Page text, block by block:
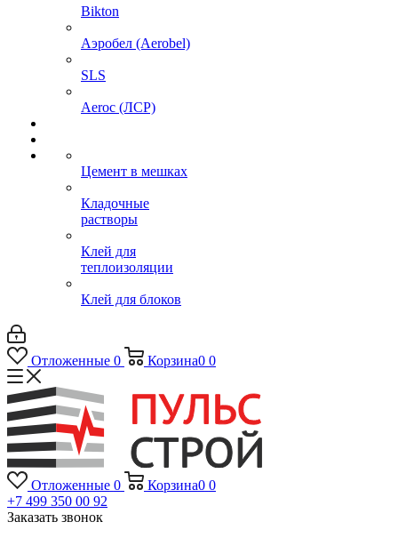
Bikton
Аэробел (Aerobel)
SLS
Aeroc (ЛСР)
Цемент в мешках
Кладочные
растворы
Клей для
теплоизоляции
Клей для блоков
Отложенные 0 Корзина0 0
Отложенные 0 Корзина0 0
+7 499 350 00 92
Заказать звонок